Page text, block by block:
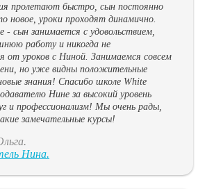
пролетают быстро, сын постоянно
новое, уроки проходят динамично.
- сын занимается с удовольствием,
работу и никогда не
от уроков с Ниной. Занимаемся совсем
но уже видны положительные
знания! Спасибо школе White
Нине за высокий уровень
и профессионализм! Мы очень рады,
замечательные курсы!
Нина.